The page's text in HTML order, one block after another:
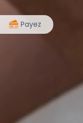
Payez